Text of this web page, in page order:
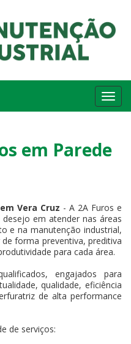
em Parede
Vera Cruz - A 2A Furos e
em atender nas áreas
e na manutenção industrial,
forma preventiva, preditiva
para cada área.
engajados para
qualidade, eficiência
de alta performance
de serviços: